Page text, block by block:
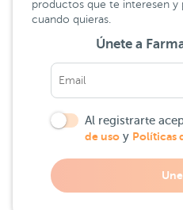
productos que te interesen y
cuando quieras.
Únete a
Al registrarte
de uso y Políticas